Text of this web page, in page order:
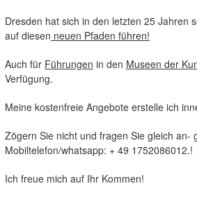
Dresden hat sich in den letzten 25 Jahren
auf diesen neuen Pfaden führen!
Auch für Führungen in den Museen der
Verfügung.
Meine kostenfreie Angebote erstelle ich
Zögern Sie nicht und fragen Sie gleich an-
Mobiltelefon/whatsapp: + 49 1752086012.!
Ich freue mich auf Ihr Kommen!